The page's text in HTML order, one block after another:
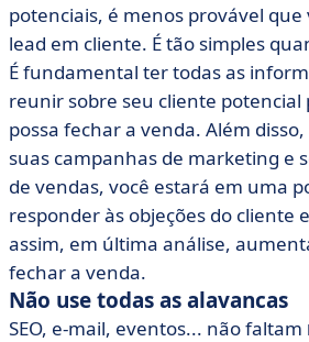
potenciais, é menos provável que
lead em cliente. É tão simples
É fundamental ter todas as
reunir sobre seu cliente potencial
possa fechar a venda. Além
suas campanhas de marketing e
de vendas, você estará em uma
responder às objeções do cliente
assim, em última análise,
fechar a venda.
Não use todas as alavancas
SEO, e-mail, eventos... não faltam